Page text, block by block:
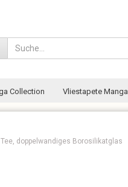
Collection Vliestapete Manga
doppelwandiges Borosilikatglas